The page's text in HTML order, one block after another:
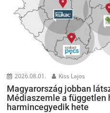
2026.08.01. Kiss Lajos
Magyarország jobban
Médiaszemle a független
harmincegyedik hete